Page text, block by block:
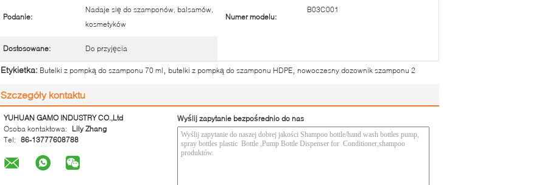
Podanie:
Nadaje się do szamponów, balsamów,
kosmetyków
Numer modelu:
B03C001
Dostosowane: Do przyjęcia
Etykietka: Butelki z pompką do szamponu 70 ml butelki z pompką do szamponu HDPE nowoczesny dozownik szamponu 2
Szczegóły kontaktu
YUHUAN GAMO INDUSTRY CO.,Ltd
Osoba kontaktowa:
Lily Zhang
Tel: 86-13777608788
Wyślij zapytanie bezpośrednio do nas